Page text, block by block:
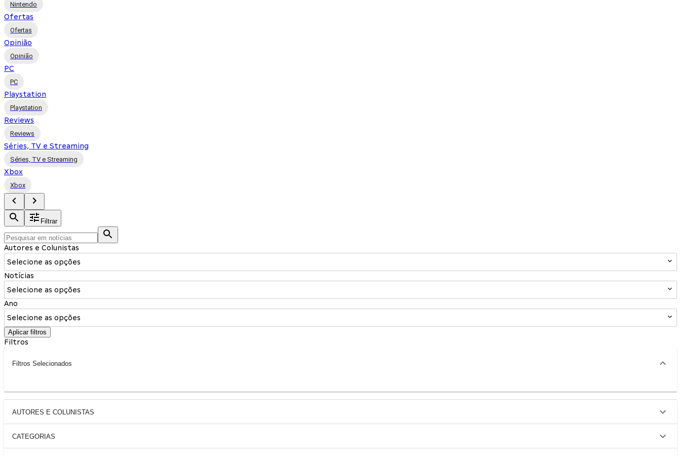
Nintendo
Ofertas
Ofertas
Opinião
Opinião
PC
PC
Playstation
Playstation
Reviews
Reviews
Séries, TV e Streaming
Séries, TV e Streaming
Xbox
Xbox
Filtrar
Autores e Colunistas
Selecione as opções
Notícias
Selecione as opções
Ano
Selecione as opções
Aplicar filtros
Filtros
Filtros Selecionados
AUTORES E COLUNISTAS
CATEGORIAS